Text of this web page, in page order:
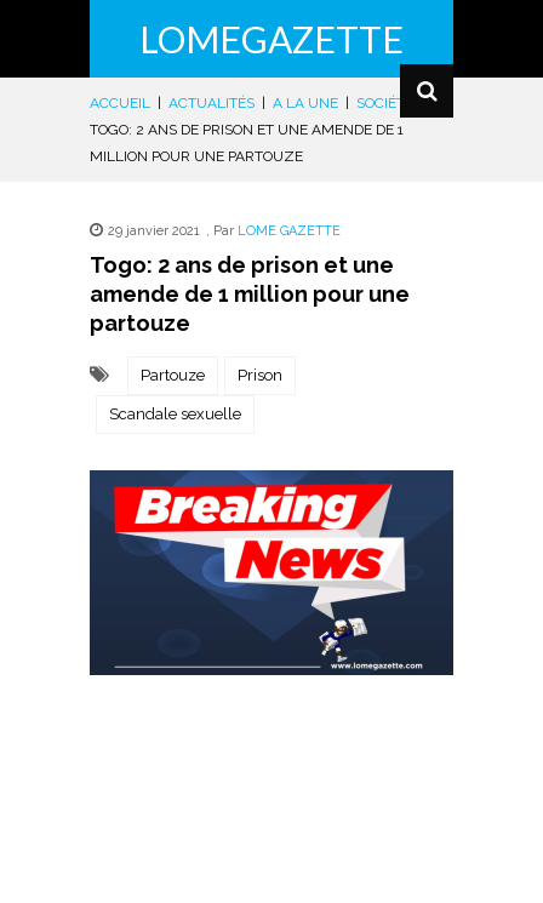
LOMEGAZETTE
ACCUEIL ACTUALITÉS A LA UNE SOCIÉTÉ
|
TOGO: 2 ANS DE PRISON ET UNE AMENDE DE 1
MILLION POUR UNE PARTOUZE
29 janvier 2021 , Par LOME GAZETTE
Togo: 2 ans de prison et une
amende de 1 million pour une
partouze
Partouze Prison
Scandale sexuelle